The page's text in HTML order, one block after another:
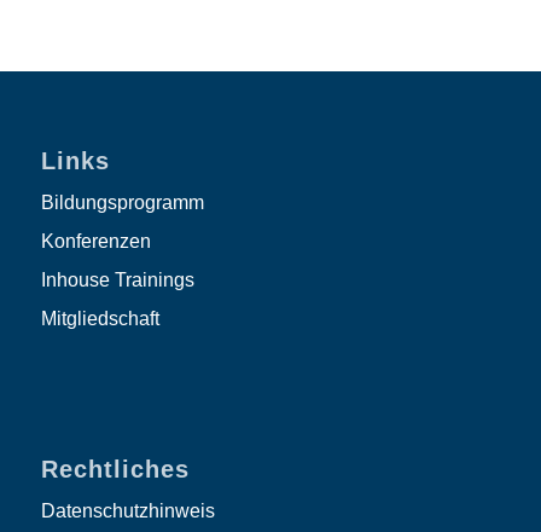
Links
Bildungsprogramm
Konferenzen
Inhouse Trainings
Mitgliedschaft
Rechtliches
Datenschutzhinweis